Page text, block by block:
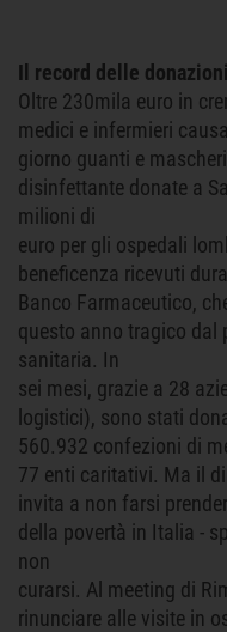
Il record delle donazioni
Oltre 230mila euro in
medici e infermieri
giorno guanti e
disinfettante donate a
milioni di
euro per gli ospedali
beneficenza ricevuti
Banco Farmaceutico,
questo anno tragico dal
sanitaria. In
sei mesi, grazie a 28
logistici), sono stati
560.932 confezioni di
77 enti caritativi. Ma il
invita a non farsi
della povertà in Italia -
non
curarsi. Al meeting di
rinunciare alle visite in